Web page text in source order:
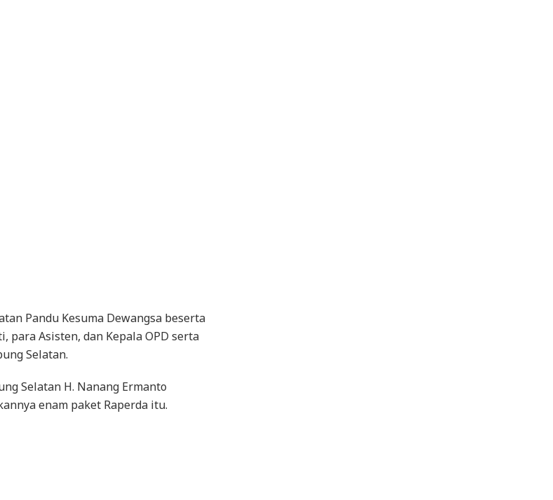
Pandu Kesuma Dewangsa beserta
para Asisten, dan Kepala OPD serta
Selatan.
Selatan H. Nanang Ermanto
enam paket Raperda itu.